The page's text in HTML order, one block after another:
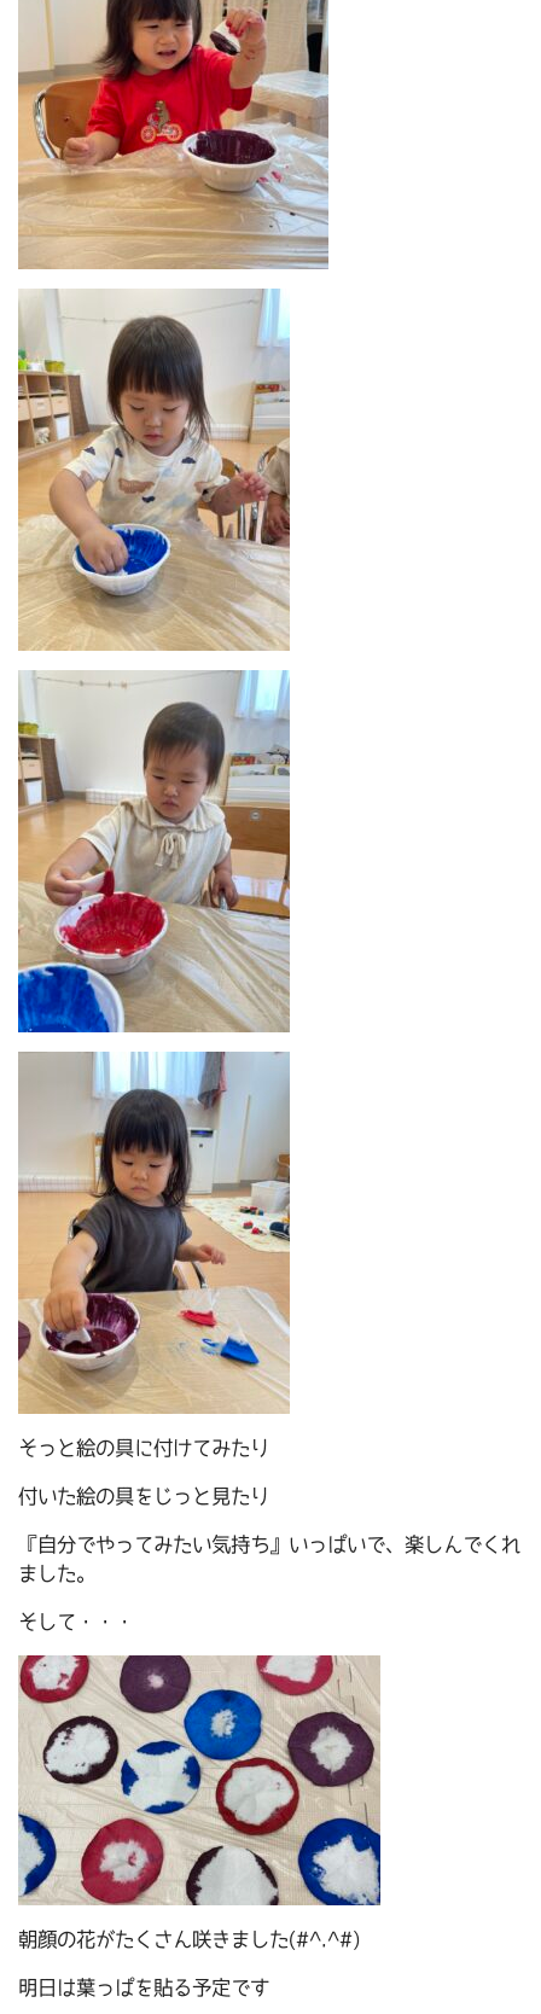
そっと絵の具に付けてみたり
付いた絵の具をじっと見たり
『自分でやってみたい気持ち』いっぱいで、楽しんでくれ
ました。
そして・・・
朝顔の花がたくさん咲きました(#^.^#)
明日は葉っぱを貼る予定です